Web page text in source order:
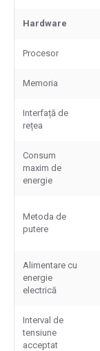
Hardware
Procesor
Memoria
Interfață de
rețea
Consum
maxim de
energie
Metoda de
putere
Alimentare cu
energie
electrică
Interval de
tensiune
acceptat